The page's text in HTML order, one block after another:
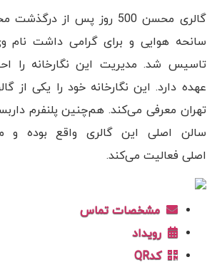
گالری محسن 500 روز پس از
تاسیس شد. مدیریت این نگارخانه را
عهده دارد. این نگارخانه خود را یکی از
تهران معرفی می‌کند. هم‌چنین پلنفرم
سالن اصلی این گالری واقع بوده و
اصلی فعالیت می‌کند.
مشخصات تماس
رویداد
کدQR